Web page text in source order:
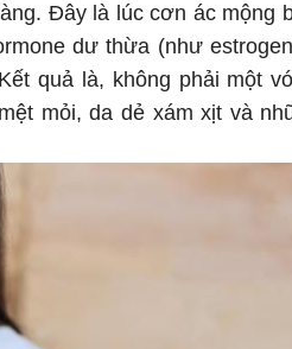
Đây là lúc cơn ác mộng
dư thừa (như
quả là, không phải một
mỏi, da dẻ xám xịt và